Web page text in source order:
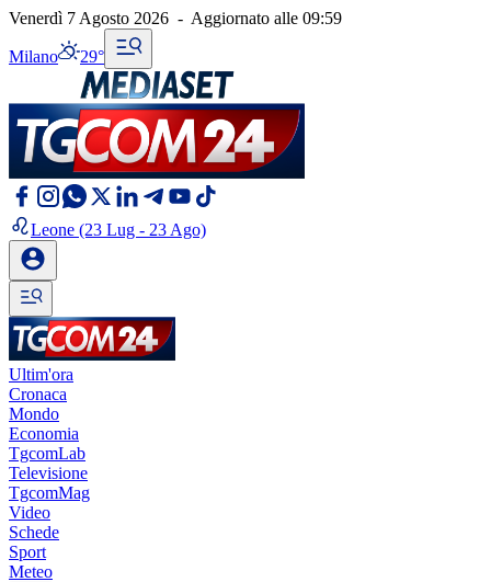
Venerdì 7 Agosto 2026 - Aggiornato alle 09:59
Milano 29°
Leone (23 Lug - 23 Ago)
Ultim'ora
Cronaca
Mondo
Economia
TgcomLab
Televisione
TgcomMag
Video
Schede
Sport
Meteo